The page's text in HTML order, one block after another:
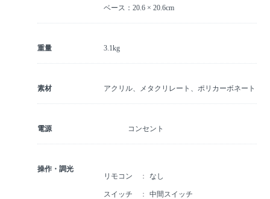
ベース：20.6 × 20.6cm
重量 3.1kg
素材 アクリル、メタクリレート、ポリカーボネート
電源 コンセント
操作・調光
リモコン
なし
スイッチ 中間スイッチ